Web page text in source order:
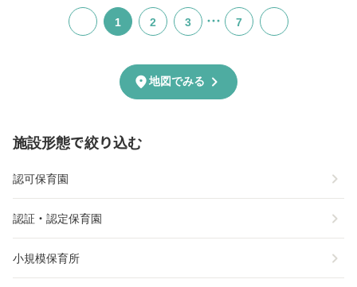
1 2 3 … 7
location_on地図でみる chevron_right
施設形態で絞り込む
認可保育園 chevron_right
認証・認定保育園 chevron_right
小規模保育所 chevron_right